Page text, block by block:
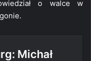
o walce w